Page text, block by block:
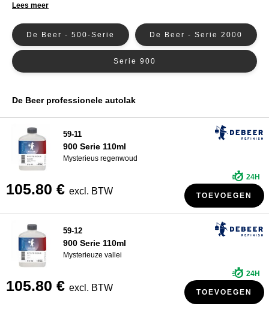
HANDLEIDING & ADVIES
WIE ZIJN WIJ?
MaxMeyer Autoverf
Nexa Autoverf
PPG-verf
R-M Autoverf
Spies Hecker Autoverf
Autoverf
Lees meer
De Beer - 500-Serie De Beer - Serie 2000
Serie 900
De Beer professionele autolak
59-11
900 Serie 110ml
Mysterieus regenwoud
105.80 € excl. BTW
24H
TOEVOEGEN
59-12
900 Serie 110ml
Mysterieuze vallei
105.80 € excl. BTW
24H
TOEVOEGEN